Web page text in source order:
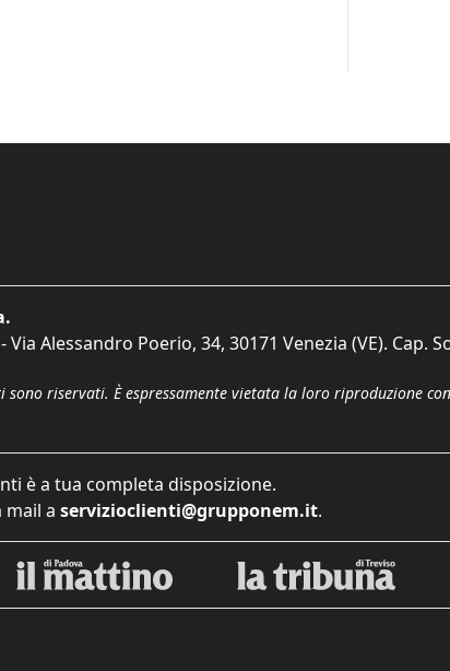
Alessandro Poerio, 34, 30171 Venezia (VE). Cap.
riservati. È espressamente vietata la loro riproduzione
è a tua completa disposizione.
mail a servizioclienti@grupponem.it.